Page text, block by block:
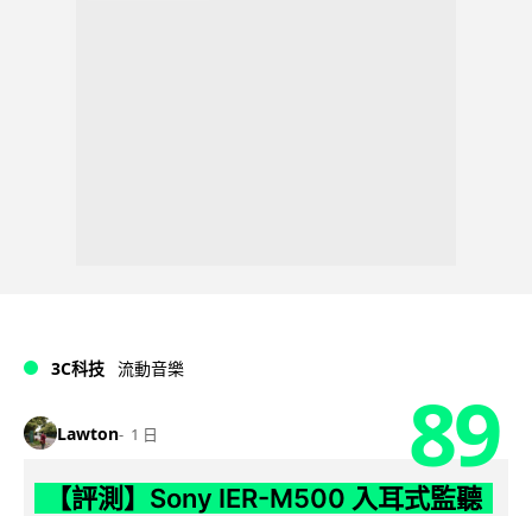
3C科技 流動音樂
Lawton 1 日 89
【評測】Sony IER-M500 入耳式監聽